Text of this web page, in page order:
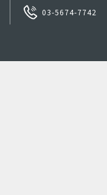
03-5674-7742